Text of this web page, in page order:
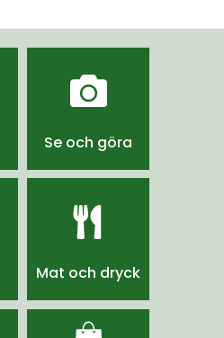
Se och göra
Mat och dryck